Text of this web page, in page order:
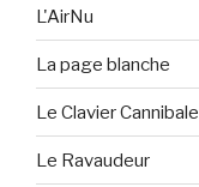
L'AirNu
La page blanche
Le Clavier Cannibale
Le Ravaudeur